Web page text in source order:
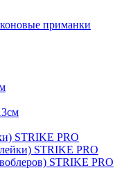
приманки
STRIKE PRO
STRIKE PRO
STRIKE PRO